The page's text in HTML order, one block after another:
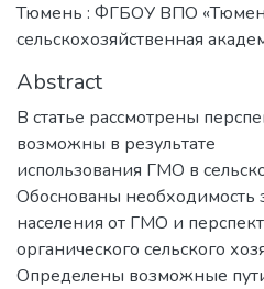
Тюмень : ФГБОУ ВПО
сельскохозяйственная
Abstract
В статье рассмотрены
возможны в результате
использования ГМО в
Обоснованы необходимость
населения от ГМО и
органического сельского
Определены возможные